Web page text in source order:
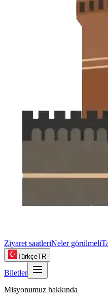
Ziyaret saatleriNeler görülmeli
TürkçeTR
Biletler
Misyonumuz hakkında